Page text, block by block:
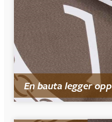
En bauta legger opp